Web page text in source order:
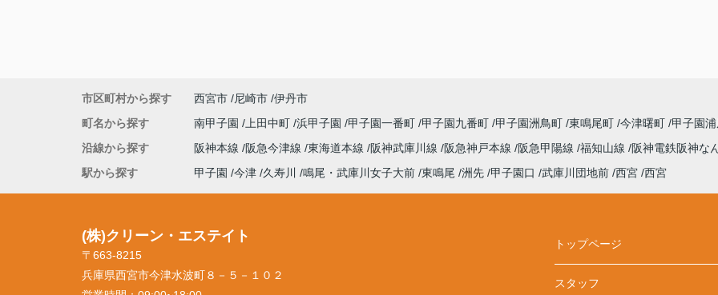
市区町村から探す 西宮市 尼崎市 伊丹市
町名から探す
南甲子園 上田中町 浜甲子園 甲子園一番町 甲子園九番町 甲子園洲鳥町 東鳴尾町 今津曙町 甲子園
沿線から探す
阪神本線 阪急今津線 東海道本線 阪神武庫川線 阪急神戸本線 阪急甲陽線 福知山線 阪神電鉄阪神な
駅から探す
甲子園 今津 久寿川 鳴尾・武庫川女子大前 東鳴尾 洲先 甲子園口 武庫川団地前 西宮 西宮
(株)クリーン・エステイト
〒663-8215
兵庫県西宮市今津水波町８－５－１０２
トップページ
スタッフ